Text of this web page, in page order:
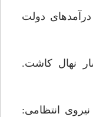
به درآمدهاى دولت
نهال كاشت.
انتظامى: